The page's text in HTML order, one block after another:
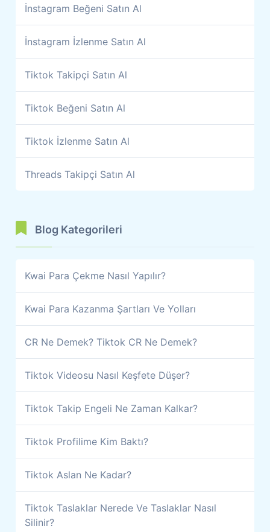
İnstagram Beğeni Satın Al
İnstagram İzlenme Satın Al
Tiktok Takipçi Satın Al
Tiktok Beğeni Satın Al
Tiktok İzlenme Satın Al
Threads Takipçi Satın Al
Blog Kategorileri
Kwai Para Çekme Nasıl Yapılır?
Kwai Para Kazanma Şartları Ve Yolları
CR Ne Demek? Tiktok CR Ne Demek?
Tiktok Videosu Nasıl Keşfete Düşer?
Tiktok Takip Engeli Ne Zaman Kalkar?
Tiktok Profilime Kim Baktı?
Tiktok Aslan Ne Kadar?
Tiktok Taslaklar Nerede Ve Taslaklar Nasıl
Silinir?